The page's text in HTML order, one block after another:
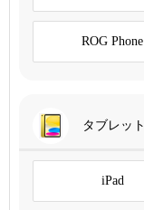
ROG Phone
タブレット
iPad